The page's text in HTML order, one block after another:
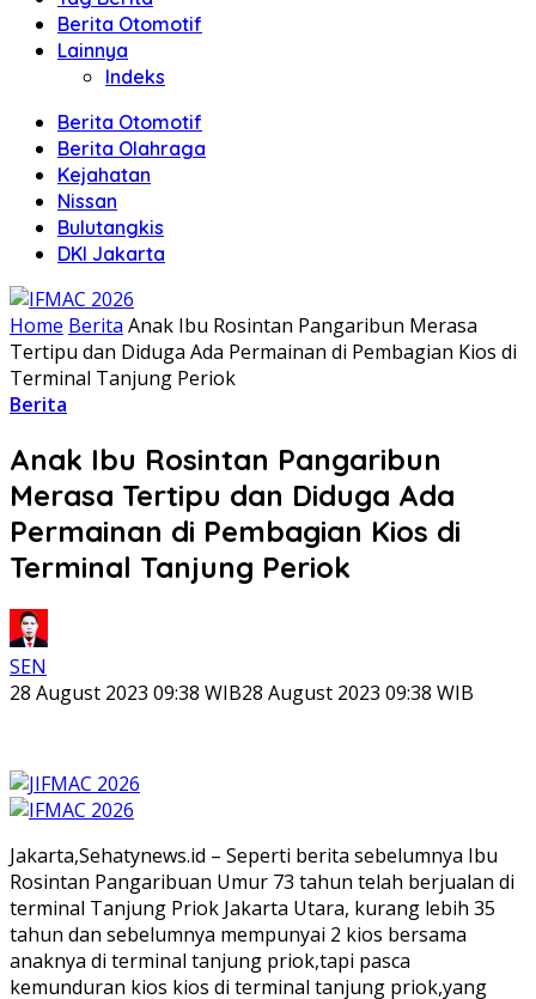
Berita Otomotif
Lainnya
Indeks
Berita Otomotif
Berita Olahraga
Kejahatan
Nissan
Bulutangkis
DKI Jakarta
Home Berita Anak Ibu Rosintan Pangaribun Merasa
Tertipu dan Diduga Ada Permainan di Pembagian Kios di
Terminal Tanjung Periok
Berita
Anak Ibu Rosintan Pangaribun
Merasa Tertipu dan Diduga Ada
Permainan di Pembagian Kios di
Terminal Tanjung Periok
SEN
28 August 2023 09:38 WIB28 August 2023 09:38 WIB
Jakarta,Sehatynews.id – Seperti berita sebelumnya Ibu
Rosintan Pangaribuan Umur 73 tahun telah berjualan di
terminal Tanjung Priok Jakarta Utara, kurang lebih 35
tahun dan sebelumnya mempunyai 2 kios bersama
anaknya di terminal tanjung priok,tapi pasca
kemunduran kios kios di terminal tanjung priok,yang